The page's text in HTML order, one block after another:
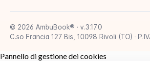
© 2026 AmbuBook® · v.3.17.0
C.so Francia 127 Bis, 10098 Rivoli (TO) ·
Pannello di gestione dei cookies